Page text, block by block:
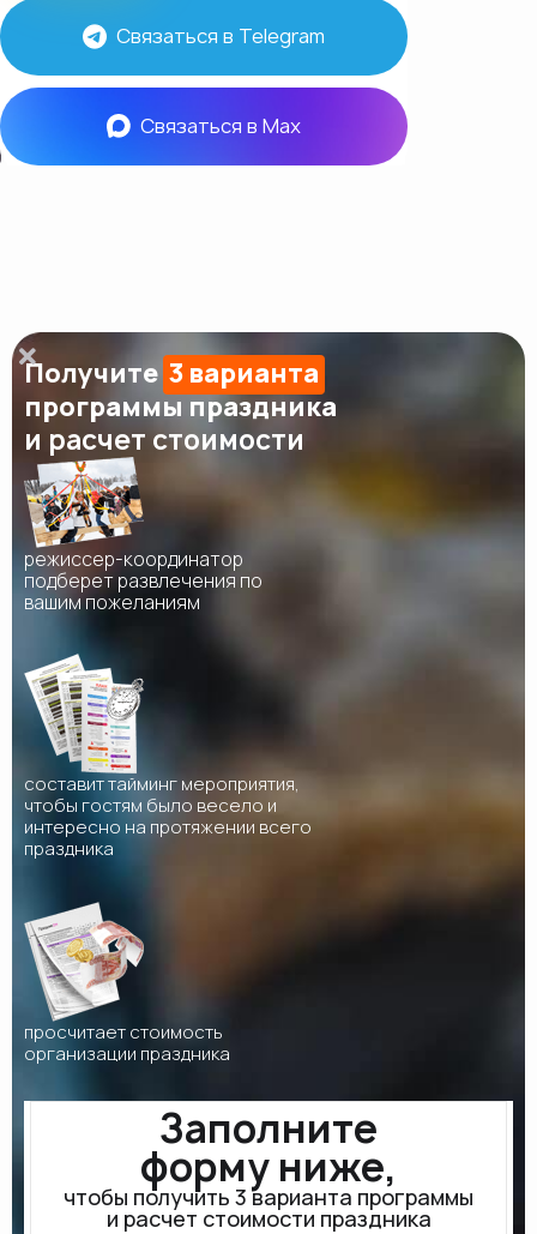
Связаться в Telegram
Связаться в Max
Получите 3 варианта
программы праздника
и расчет стоимости
режиссер-координатор
подберет развлечения по
вашим пожеланиям
составит тайминг мероприятия,
чтобы гостям было весело и
интересно на протяжении всего
праздника
просчитает стоимость
организации праздника
Заполните
форму ниже,
чтобы получить 3 варианта программы
и расчет стоимости праздника